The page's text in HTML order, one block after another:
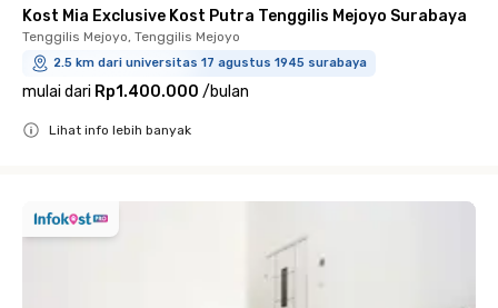
Kost Mia Exclusive Kost Putra Tenggilis Mejoyo Surabaya
Tenggilis Mejoyo, Tenggilis Mejoyo
2.5 km dari universitas 17 agustus 1945 surabaya
mulai dari Rp1.400.000 /bulan
Lihat info lebih banyak